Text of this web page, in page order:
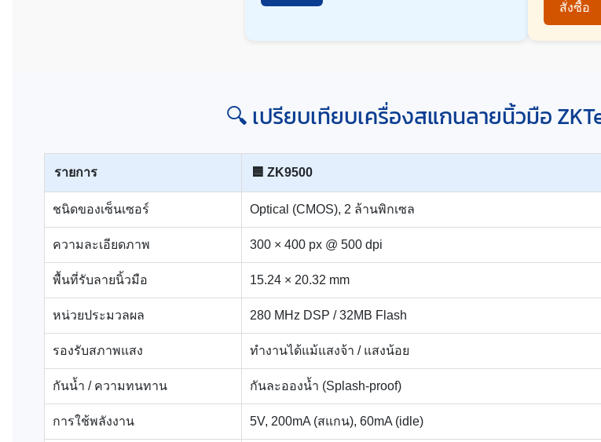
สั่งซื้อ
🔍 เปรียบเทียบเครื่องสแกนลายนิ้วมือ
รายการ 🟦 ZK9500
ชนิดของเซ็นเซอร์ Optical (CMOS), 2 ล้านพิกเซล
ความละเอียดภาพ 300 × 400 px @ 500 dpi
พื้นที่รับลายนิ้วมือ 15.24 × 20.32 mm
หน่วยประมวลผล 280 MHz DSP / 32MB Flash
รองรับสภาพแสง ทำงานได้แม้แสงจ้า / แสงน้อย
กันน้ำ / ความทนทาน กันละอองน้ำ (Splash-proof)
การใช้พลังงาน 5V, 200mA (สแกน), 60mA (idle)